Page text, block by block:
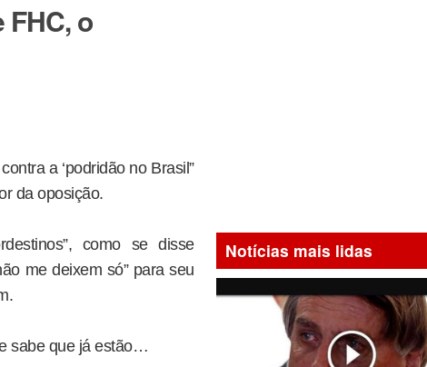
FHC, o
a ‘podridão no Brasil”
da oposição.
como se disse
me deixem só” para seu
sabe que já estão…
Notícias mais lidas